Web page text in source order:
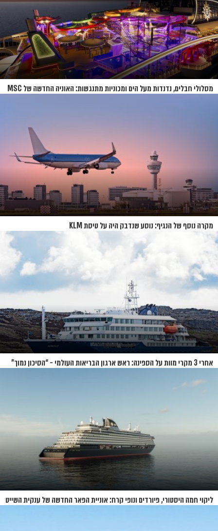
מסלולי חבלים, נדנדות מעל הים ומכוניות מתנגשות: האוניה החדשה של MSC
מקרה נוסף של הנגיף: נוסע שנדבק היה על טיסת KLM
אחרי 3 מקרי מוות על הספינה: ראש ארגון הבריאות העולמי - “הסיכון נמוך”
ליקוי חמה היסטורי, פיורדים ונופי קרח: אוניית הפאר החדשה של ענקית השייט